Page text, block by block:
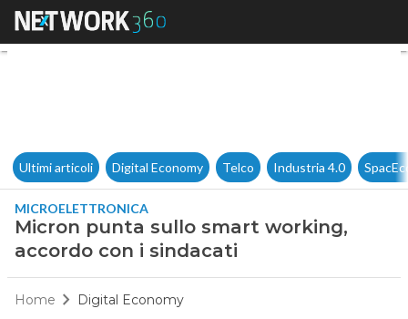
Micron punta sullo smart
Ultimi articoli Digital Economy Telco Industria 4.0
MICROELETTRONICA
Micron punta sullo smart working,
accordo con i sindacati
Home Digital Economy